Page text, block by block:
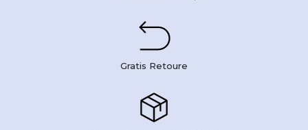
Gratis Retoure